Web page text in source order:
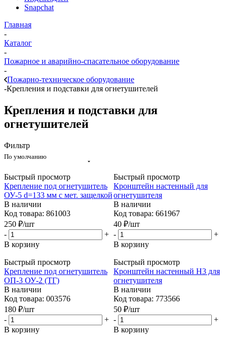
Snapchat
Главная
-
Каталог
-
Пожарное и аварийно-спасательное оборудование
-
Пожарно-техническое оборудование
-Крепления и подставки для огнетушителей
Крепления и подставки для
огнетушителей
Фильтр
По умолчанию
Быстрый просмотр
Крепление под огнетушитель
ОУ-5 d=133 мм с мет. защелкой
В наличии
Код товара: 861003
250 ₽/шт
-
+
В корзину
Быстрый просмотр
Кронштейн настенный для
огнетушителя
В наличии
Код товара: 661967
40 ₽/шт
-
+
В корзину
Быстрый просмотр
Крепление под огнетушитель
ОП-3 ОУ-2 (ТГ)
В наличии
Код товара: 003576
180 ₽/шт
-
+
В корзину
Быстрый просмотр
Кронштейн настенный Н3 для
огнетушителя
В наличии
Код товара: 773566
50 ₽/шт
-
+
В корзину